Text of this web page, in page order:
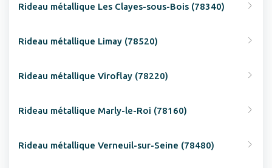
Rideau métallique Les Clayes-sous-Bois (78340)
Rideau métallique Limay (78520)
Rideau métallique Viroflay (78220)
Rideau métallique Marly-le-Roi (78160)
Rideau métallique Verneuil-sur-Seine (78480)